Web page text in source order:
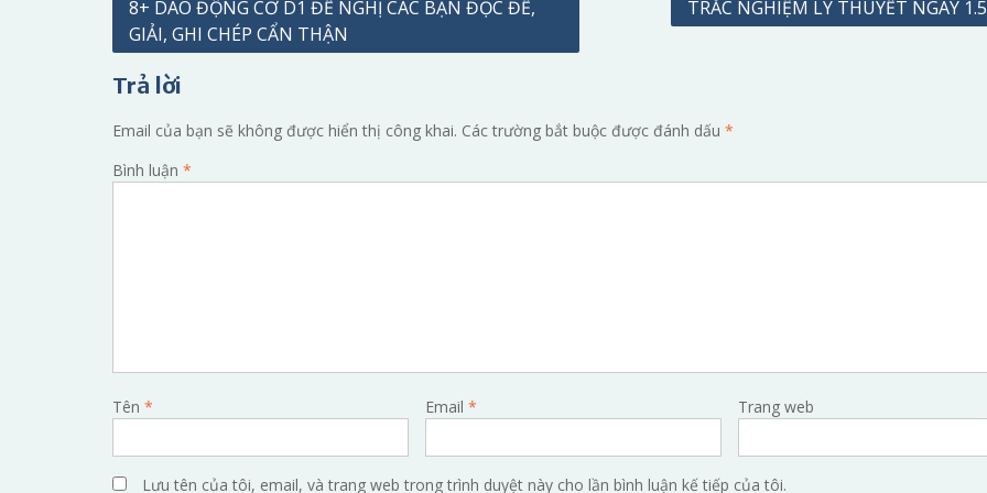
hướng
bài
viết
8+ DAO ĐỘNG CƠ D1 ĐỀ NGHỊ CÁC BẠN ĐỌC ĐỀ,
GIẢI, GHI CHÉP CẨN THẬN
TRẮC NGHIỆM LÝ THUYẾT NGÀY
Trả lời
Email của bạn sẽ không được hiển thị công khai. Các trường bắt buộc được đánh dấu *
Bình luận *
Tên * Email * Trang web
Lưu tên của tôi, email, và trang web trong trình duyệt này cho lần bình luận kế tiếp của tôi.